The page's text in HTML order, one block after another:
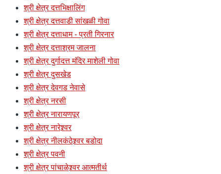
श्री क्षेत्र दत्तभिक्षालिंग
श्री क्षेत्र दत्तवाडी सांखळी गोवा
श्री क्षेत्र दत्ताधाम - प्रती गिरनार
श्री क्षेत्र दत्ताश्रम जालना
श्री क्षेत्र दुर्गादत्त मंदिर माशेली गोवा
श्री क्षेत्र दुसखेड
श्री क्षेत्र देवगड नेवासे
श्री क्षेत्र नरसी
श्री क्षेत्र नारायणपूर
श्री क्षेत्र नारेश्र्वर
श्री क्षेत्र नीलकंठेश्र्वर बडोदा
श्री क्षेत्र पवनी
श्री क्षेत्र पांचाळेश्र्वर आत्मतीर्थ